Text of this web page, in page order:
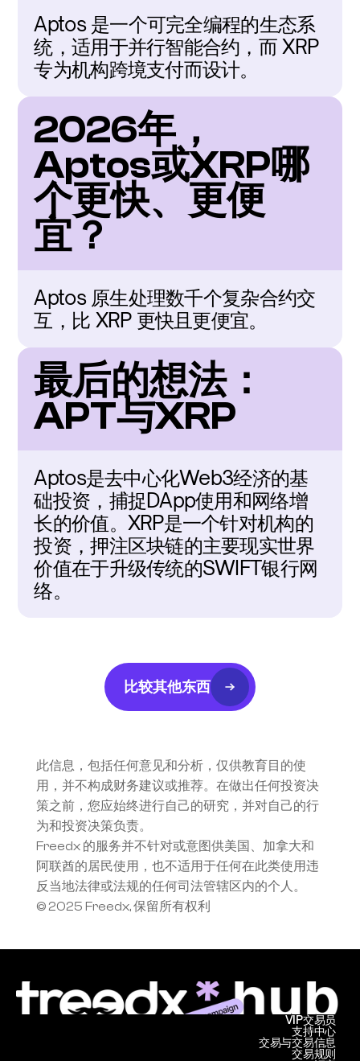
Aptos 是一个可完全编程的生态系
统，适用于并行智能合约，而 XRP
专为机构跨境支付而设计。
2026年，
Aptos或XRP哪
个更快、更便
宜？
Aptos 原生处理数千个复杂合约交
互，比 XRP 更快且更便宜。
最后的想法：
APT与XRP
Aptos是去中心化Web3经济的基
础投资，捕捉DApp使用和网络增
长的价值。XRP是一个针对机构的
投资，押注区块链的主要现实世界
价值在于升级传统的SWIFT银行网
络。
比较其他东西
此信息，包括任何意见和分析，仅供教育目的使
用，并不构成财务建议或推荐。在做出任何投资决
策之前，您应始终进行自己的研究，并对自己的行
为和投资决策负责。
Freedx 的服务并不针对或意图供美国、加拿大和
阿联酋的居民使用，也不适用于任何在此类使用违
反当地法律或法规的任何司法管辖区内的个人。
© 2025 Freedx, 保留所有权利
支持中心
交易与交易信息
VIP交易员
交易规则